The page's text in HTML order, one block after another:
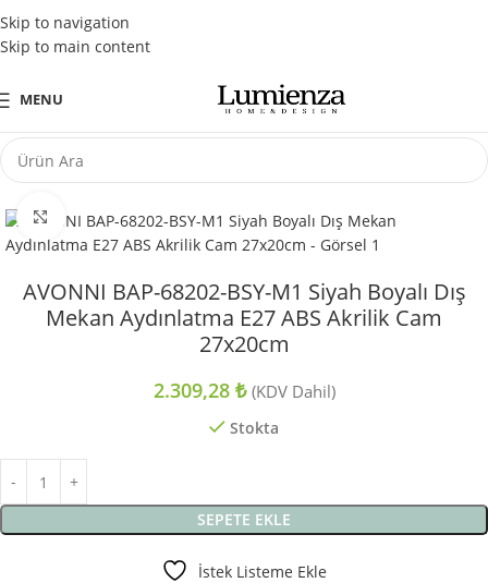
Skip to navigation
Skip to main content
Tüm Kredi Kartlarına Peşin Fiyatına 3 Taksit Fırsatı
MENU
Büyütmek için tıklayın
AVONNI BAP-68202-BSY-M1 Siyah Boyalı Dış
Mekan Aydınlatma E27 ABS Akrilik Cam
27x20cm
2.309,28 ₺ (KDV Dahil)
Stokta
SEPETE EKLE
İstek Listeme Ekle